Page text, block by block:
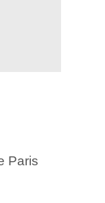
Paris